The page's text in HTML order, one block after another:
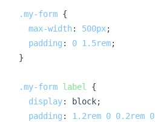
.my-form {
max-width: 500px;
padding : 0 1.5rem;
}
.my-form label
{
display: block;
padding : 1.2rem 0 0.2rem 0